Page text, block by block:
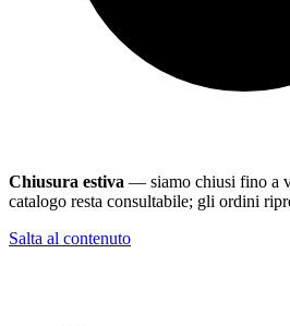
Chiusura estiva — siamo chiusi fino a
catalogo resta consultabile; gli ordini
Salta al contenuto